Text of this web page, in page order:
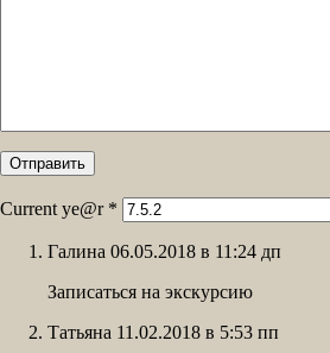
Current ye@r *
Галина 06.05.2018 в 11:24 дп
Записаться на экскурсию
Татьяна 11.02.2018 в 5:53 пп